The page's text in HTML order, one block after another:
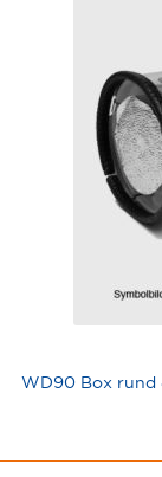
WD90 Box rund